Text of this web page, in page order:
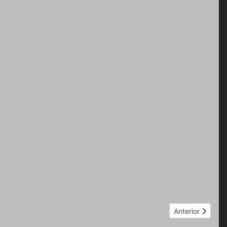
Próximo artigo:
Anterior